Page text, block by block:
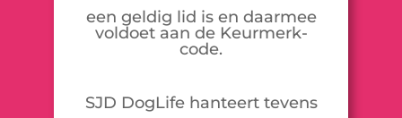
een geldig lid is en daarmee
voldoet aan de Keurmerk-
code.
SJD DogLife hanteert tevens